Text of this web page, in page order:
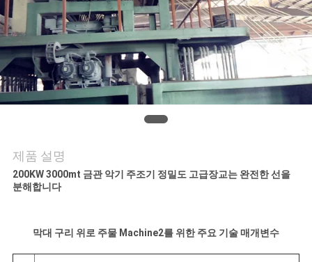
문
의
하
기
소
식
제품 설명
200KW 3000mt 금관 악기 주조기 정밀도 고급장교는 완전한 선을
분해합니다
막대 구리 위로 주물 Machine2를 위한 주요 기술 매개변수